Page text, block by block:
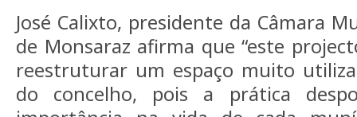
José Calixto, presidente da Câmara
de Monsaraz afirma que “este
reestruturar um espaço muito
do concelho, pois a prática